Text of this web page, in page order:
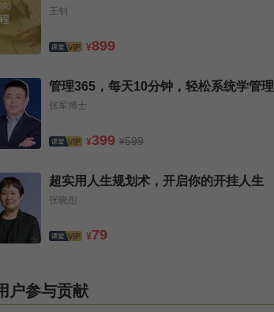
王钊
¥899
管理365，每天10分钟，轻松系统学管理
张军博士
¥399 ¥599
超实用人生规划术，开启你的开挂人生
张晓彤
¥79
户参与贡献